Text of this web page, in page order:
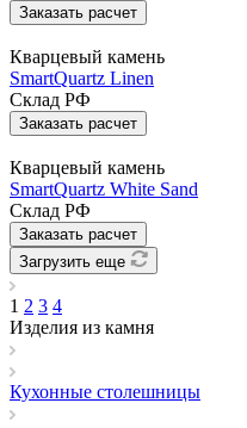
Заказать расчет
Кварцевый камень
SmartQuartz Linen
Склад РФ
Заказать расчет
Кварцевый камень
SmartQuartz White Sand
Склад РФ
Заказать расчет
Загрузить еще
1 2 3 4
Изделия из камня
Кухонные столешницы